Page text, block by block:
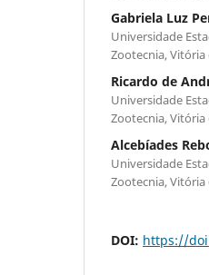
Gabriela Luz
Universidade
Zootecnia, Vitória
Ricardo de
Universidade
Zootecnia, Vitória
Alcebíades
Universidade
Zootecnia, Vitória
DOI: https://